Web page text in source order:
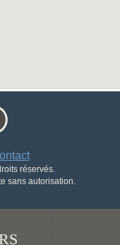
réservés.
sans autorisation.